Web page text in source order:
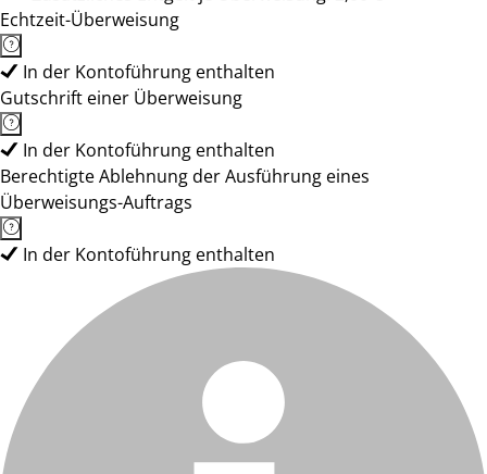
Echtzeit-Überweisung
In der Kontoführung enthalten
Gutschrift einer Überweisung
In der Kontoführung enthalten
Berechtigte Ablehnung der Ausführung eines
Überweisungs-Auftrags
In der Kontoführung enthalten